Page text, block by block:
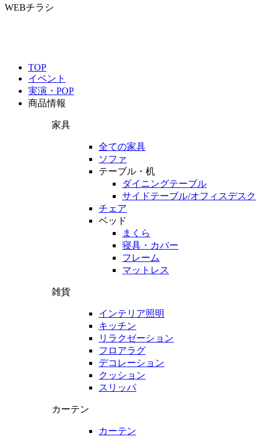
WEBチラシ
TOP
イベント
実演・POP
商品情報
家具
全ての家具
ソファ
テーブル・机
ダイニングテーブル
サイドテーブル/オフィスデスク
チェア
ベッド
まくら
寝具・カバー
フレーム
マットレス
雑貨
インテリア照明
キッチン
リラクゼーション
フロアラグ
デコレーション
クッション
スリッパ
カーテン
カーテン